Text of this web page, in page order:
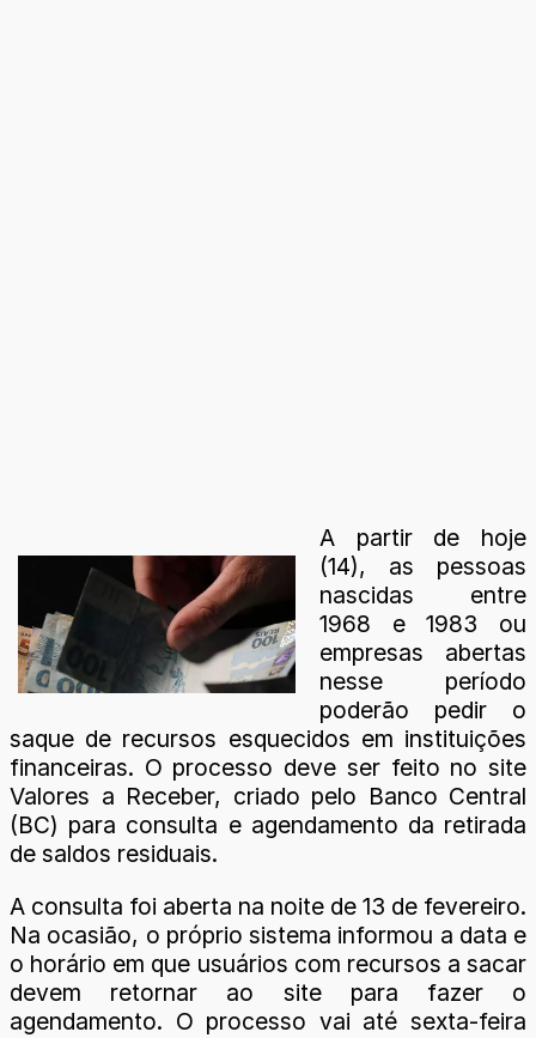
A partir de hoje
(14), as pessoas
nascidas entre
1968 e 1983 ou
empresas abertas
nesse período
poderão pedir o
saque de recursos esquecidos em instituições
financeiras. O processo deve ser feito no site
Valores a Receber, criado pelo Banco Central
(BC) para consulta e agendamento da retirada
de saldos residuais.
A consulta foi aberta na noite de 13 de fevereiro.
Na ocasião, o próprio sistema informou a data e
o horário em que usuários com recursos a sacar
devem retornar ao site para fazer o
agendamento. O processo vai até sexta-feira